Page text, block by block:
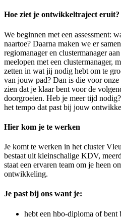
Hoe ziet je ontwikkeltraject eruit?
We beginnen met een assessment:
naartoe? Daarna maken we er
regiomanager en clustermanager
meelopen met een clustermanager,
zetten in wat jij nodig hebt om te
van jouw pad? Dan is die voor onze
zien dat je klaar bent voor de
doorgroeien. Heb je meer tijd
het tempo dat past bij jouw
Hier kom je te werken
Je komt te werken in het cluster
bestaat uit kleinschalige KDV,
staat een ervaren team om je heen
ontwikkeling.
Je past bij ons want je:
hebt een hbo-diploma of